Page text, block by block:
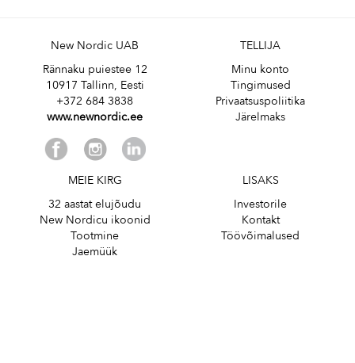
New Nordic UAB
Rännaku puiestee 12
10917 Tallinn, Eesti
+372 684 3838
www.newnordic.ee
TELLIJA
Minu konto
Tingimused
Privaatsuspoliitika
Järelmaks
MEIE KIRG
32 aastat elujõudu
New Nordicu ikoonid
Tootmine
Jaemüük
LISAKS
Investorile
Kontakt
Töövõimalused